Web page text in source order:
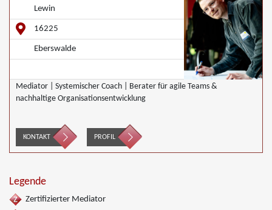
Lewin
16225
Eberswalde
Mediator | Systemischer Coach | Berater für agile Teams &
nachhaltige Organisationsentwicklung
KONTAKT PROFIL
Legende
Zertifizierter Mediator